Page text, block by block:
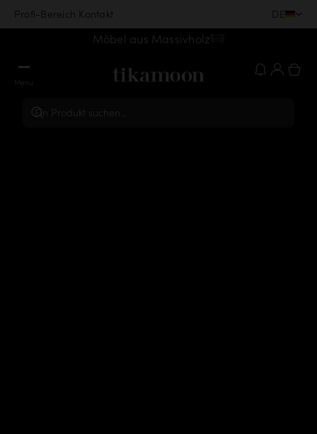
Profi-Bereich Kontakt DE
Möbel aus Massivholz
Menu
Ein Produkt suchen...